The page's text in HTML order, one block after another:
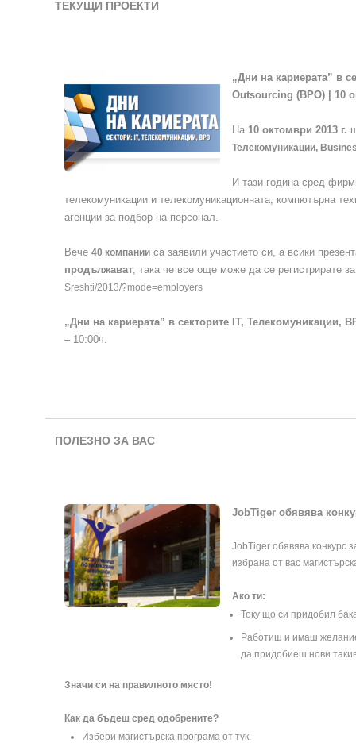
ТЕКУЩИ ПРОЕКТИ
„Дни на кариерата” в
Outsourcing (BPO) | 10
На 10 октомври 2013 г.
Телекомуникации,
И тази година сред
телекомуникации и телекомуникационната, компютърна
агенции за подбор на персонал.
Вече 40 компании са заявили участието си, а всики
продължават, така че все още може да се регистрирате
Sreshti/2013/?mode=employers
„Дни на кариерата” в секторите IT, Телекомуникации,
– 10:00ч.
ПОЛЕЗНО ЗА ВАС
JobTiger обявява
JobTiger обявява конкурс
избрана от вас
Ако ти:
Току що си придобил
Работиш и имаш
да придобиеш нови
Значи си на правилното място!
Как да бъдеш сред одобрените?
Избери магистърска програма от тук.